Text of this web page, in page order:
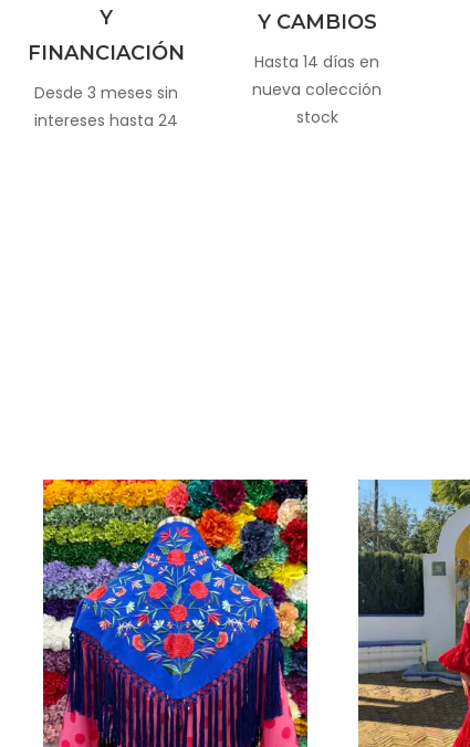
Y
FINANCIACIÓN
Desde 3 meses sin
intereses hasta 24
Y CAMBIOS
Hasta 14 días en
nueva colección
stock